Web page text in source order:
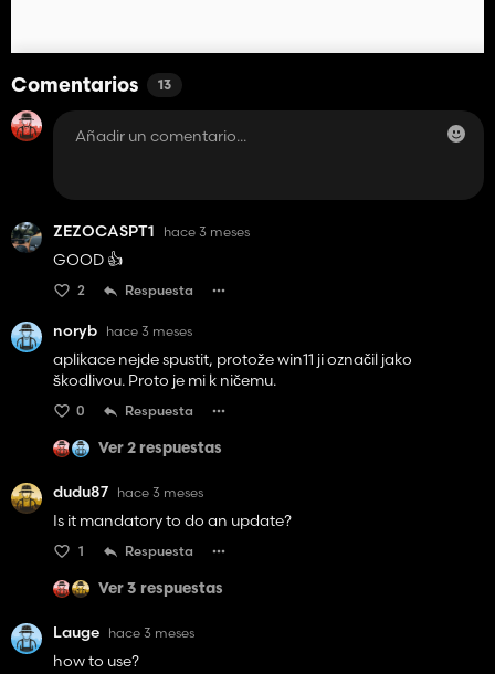
Comentarios 13
ZEZOCASPT1 hace 3 meses
GOOD 👍️
2 Respuesta
noryb hace 3 meses
aplikace nejde spustit, protože win11 ji označil jako
škodlivou. Proto je mi k ničemu.
0 Respuesta
Ver 2 respuestas
dudu87 hace 3 meses
Is it mandatory to do an update?
1 Respuesta
Ver 3 respuestas
Lauge hace 3 meses
how to use?